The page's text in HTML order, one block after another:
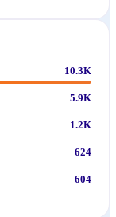
10.3K
5.9K
1.2K
624
604